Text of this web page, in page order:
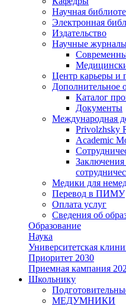
Научная
Электронная
Издательство
Научные
Центр карьеры и
Дополнительное
Каталог
Документы
Международная
Privolzhsky
Academic
Медики для
Перевод в ПИМУ
Оплата услуг
Сведения об
Образование
Наука
Университетская
Приоритет 2030
Приемная кампания
Школьнику
МЕДУМНИКИ